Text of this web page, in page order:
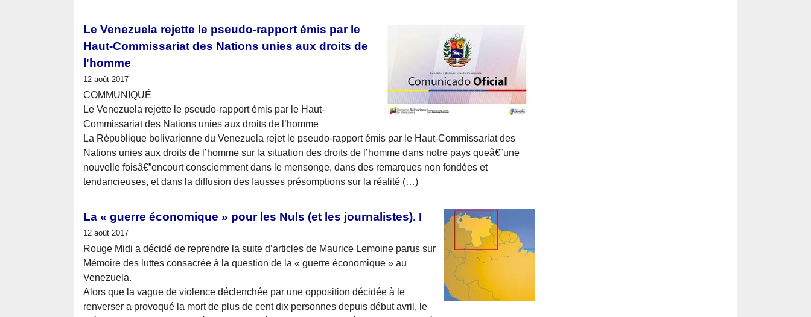
Le Venezuela rejette le pseudo-rapport émis par le
Haut-Commissariat des Nations unies aux droits de
l'homme
12 août 2017
COMMUNIQUÉ
Le Venezuela rejette le pseudo-rapport émis par le Haut-
Commissariat des Nations unies aux droits de l’homme
La République bolivarienne du Venezuela rejet le pseudo-rapport émis par le Haut-Commissariat des
Nations unies aux droits de l’homme sur la situation des droits de l’homme dans notre pays queâ€”une
nouvelle foisâ€”encourt consciemment dans le mensonge, dans des remarques non fondées et
tendancieuses, et dans la diffusion des fausses présomptions sur la réalité (…)
La « guerre économique » pour les Nuls (et les journalistes). I
12 août 2017
Rouge Midi a décidé de reprendre la suite d’articles de Maurice Lemoine parus sur
Mémoire des luttes consacrée à la question de la « guerre économique » au
Venezuela.
Alors que la vague de violence déclenchée par une opposition décidée à le
renverser a provoqué la mort de plus de cent dix personnes depuis début avril, le